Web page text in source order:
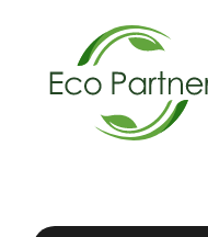
content